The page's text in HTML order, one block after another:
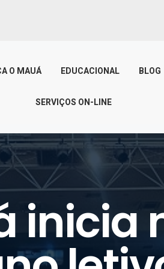
O MAUÁ EDUCACIONAL BLOG
SERVIÇOS ON-LINE
inicia